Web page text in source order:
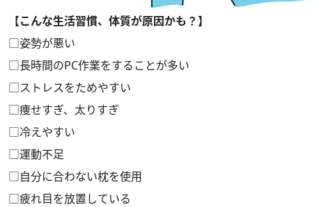
【こんな生活習慣、体質が原因かも？】
□姿勢が悪い
□長時間のPC作業をすることが多い
□ストレスをためやすい
□痩せすぎ、太りすぎ
□冷えやすい
□運動不足
□自分に合わない枕を使用
□疲れ目を放置している